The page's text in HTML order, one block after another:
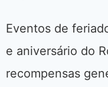
Eventos de
e aniversário do
recompensas